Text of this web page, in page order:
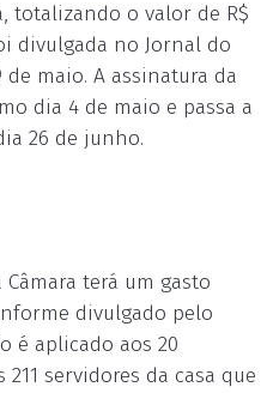
totalizando o valor de R$
divulgada no Jornal do
maio. A assinatura da
dia 4 de maio e passa a
26 de junho.
terá um gasto
divulgado pelo
é aplicado aos 20
servidores da casa que